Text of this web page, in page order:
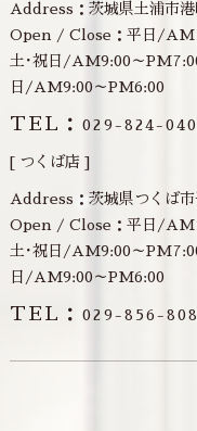
Address：茨城県土浦市
Open / Close：平日/
土･祝日/AM9:00～
日/AM9:00～PM6:00
TEL：029-824-
[ つくば店 ]
Address：茨城県つくば
Open / Close：平日/
土･祝日/AM9:00～
日/AM9:00～PM6:00
TEL：029-856-